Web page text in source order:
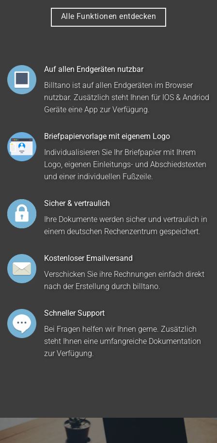
Alle Funktionen entdecken
Auf allen Endgeräten nutzbar
Billtano ist auf allen Endgeräten im Browser
nutzbar. Zusätzlich steht Ihnen für IOS & Andriod
Geräte eine App zur Verfügung.
Briefpapiervorlage mit eigenem Logo
Individualisieren Sie Ihr Briefpapier mit Ihrem
Logo, eigenen Einleitungs- und Abschiedstexten
und einer individuellen Fußzeile.
Sicher & vertraulich
Ihre Dokumente werden sicher und vertraulich in
einem deutschen Rechenzentrum gespeichert.
Kostenloser Emailversand
Verschicken Sie ihre Rechnungen einfach direkt
nach der Erstellung durch billtano.
Schneller Support
Bei Fragen helfen wir Ihnen gerne. Zusätzlich
steht Ihnen eine umfangreiche Dokumentation
zur Verfügung.